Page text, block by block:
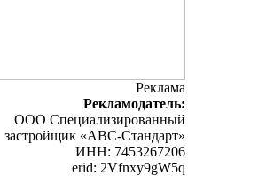
Реклама
Рекламодатель:
ООО Специализированный
застройщик «АВС-Стандарт»
ИНН: 7453267206
erid: 2Vfnxy9gW5q